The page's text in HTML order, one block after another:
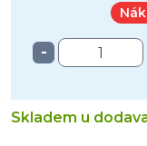
-
Skladem u